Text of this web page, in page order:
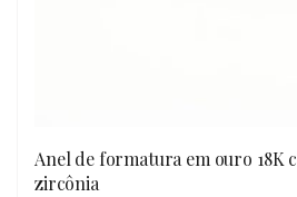
OLHADA RÁPIDA
Anel de formatura em ouro 18K
zircônia